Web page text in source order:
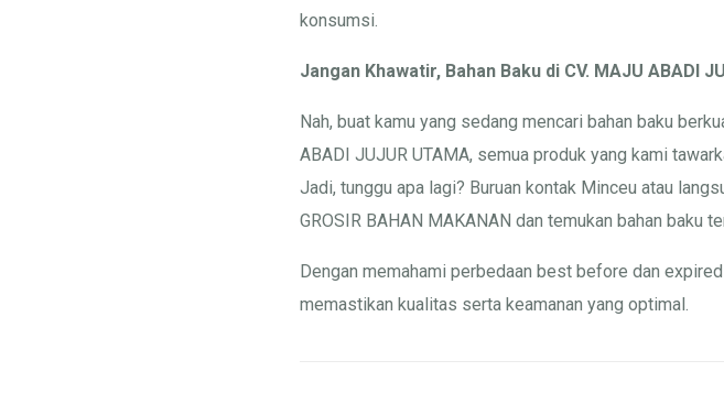
konsumsi.
Jangan Khawatir, Bahan Baku di CV. MAJU ABADI
Nah, buat kamu yang sedang mencari bahan baku
ABADI JUJUR UTAMA, semua produk yang kami
Jadi, tunggu apa lagi? Buruan kontak Minceu atau
GROSIR BAHAN MAKANAN dan temukan bahan baku
Dengan memahami perbedaan best before dan
memastikan kualitas serta keamanan yang optimal.